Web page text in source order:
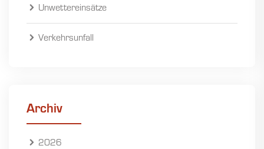
Unwettereinsätze
Verkehrsunfall
Archiv
2026